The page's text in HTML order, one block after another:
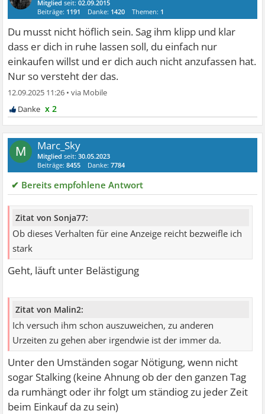
Mitglied seit:02.09.2015
Beiträge: 1191 Danke: 1420 Themen: 1
Du musst nicht höflich sein. Sag ihm klipp und klar
dass er dich in ruhe lassen soll, du einfach nur
einkaufen willst und er dich auch nicht anzufassen hat.
Nur so versteht der das.
12.09.2025 11:26 •
x 2
M Marc_Sky
Mitglied seit:30.05.2023
Beiträge:8455 Danke:7784
✔ Bereits empfohlene Antwort
Zitat von Sonja77:
Ob dieses Verhalten für eine Anzeige reicht bezweifle ich
stark
Geht, läuft unter Belästigung
Zitat von Malin2:
Ich versuch ihm schon auszuweichen, zu anderen
Urzeiten zu gehen aber irgendwie ist der immer da.
Unter den Umständen sogar Nötigung, wenn nicht
sogar Stalking (keine Ahnung ob der den ganzen Tag
da rumhängt oder ihr folgt um ständiog zu jeder Zeit
beim Einkauf da zu sein)